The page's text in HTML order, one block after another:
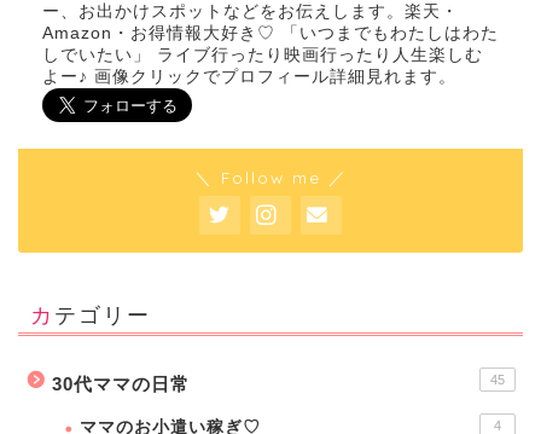
ー、お出かけスポットなどをお伝えします。楽天・
Amazon・お得情報大好き♡ 「いつまでもわたしはわた
しでいたい」 ライブ行ったり映画行ったり人生楽しむ
よー♪ 画像クリックでプロフィール詳細見れます。
＼ Follow me ／
カテゴリー
30代ママの日常 45
ママのお小遣い稼ぎ♡ 4